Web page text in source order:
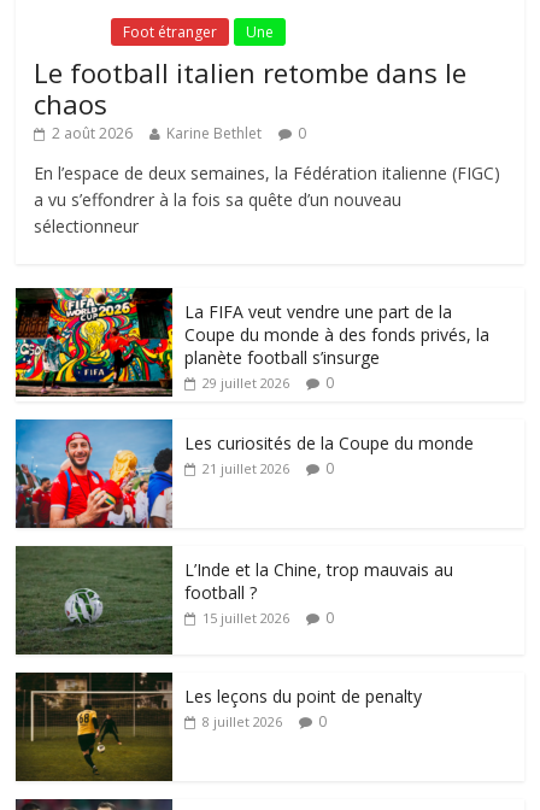
Foot étranger Une
Le football italien retombe dans le
chaos
2 août 2026 Karine Bethlet 0
En l’espace de deux semaines, la Fédération italienne (FIGC)
a vu s’effondrer à la fois sa quête d’un nouveau
sélectionneur
La FIFA veut vendre une part de la
Coupe du monde à des fonds privés, la
planète football s’insurge
29 juillet 2026 0
Les curiosités de la Coupe du monde
21 juillet 2026 0
L’Inde et la Chine, trop mauvais au
football ?
15 juillet 2026 0
Les leçons du point de penalty
8 juillet 2026 0